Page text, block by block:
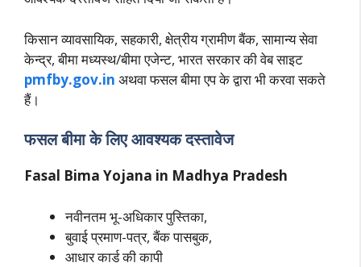
किसान व्यावसायिक, सहकारी, क्षेत्रीय ग्रामीण बैंक, सामान्य सेवा
केन्द्र, बीमा मध्यस्थ/बीमा एजेन्ट, भारत सरकार की वेब साइट
pmfby.gov.in अथवा फसल बीमा एप के द्वारा भी करवा सकते
हैं।
फसल बीमा के लिए आवश्यक दस्तावेज
Fasal Bima Yojana in Madhya Pradesh
नवीनतम भू-अधिकार पुस्तिका,
बुवाई प्रमाण-पत्र, बैंक पासबुक,
आधार कार्ड की कापी